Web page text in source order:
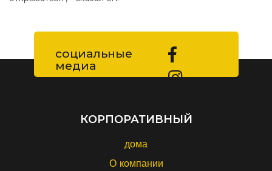
социальные
медиа
КОРПОРАТИВНЫЙ
дома
О компании